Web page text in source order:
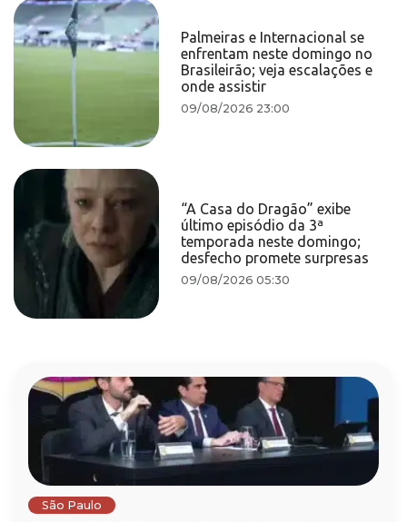
Palmeiras e Internacional se
enfrentam neste domingo no
Brasileirão; veja escalações e
onde assistir
09/08/2026 23:00
“A Casa do Dragão” exibe
último episódio da 3ª
temporada neste domingo;
desfecho promete surpresas
09/08/2026 05:30
São Paulo